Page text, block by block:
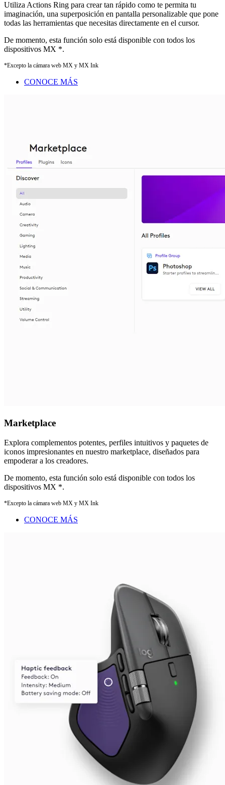
Utiliza Actions Ring para crear tan rápido como te permita tu
imaginación, una superposición en pantalla personalizable que pone
todas las herramientas que necesitas directamente en el cursor.
De momento, esta función solo está disponible con todos los
dispositivos MX *.
*Excepto la cámara web MX y MX Ink
CONOCE MÁS
Marketplace
Explora complementos potentes, perfiles intuitivos y paquetes de
iconos impresionantes en nuestro marketplace, diseñados para
empoderar a los creadores.
De momento, esta función solo está disponible con todos los
dispositivos MX *.
*Excepto la cámara web MX y MX Ink
CONOCE MÁS